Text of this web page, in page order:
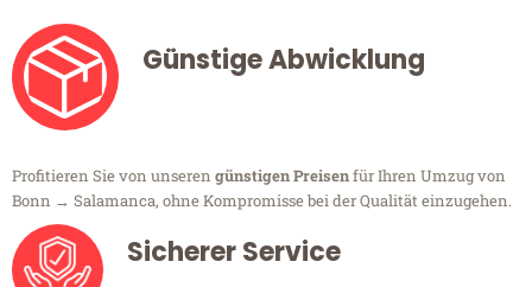
Günstige Abwicklung
Profitieren Sie von unseren günstigen Preisenfür Ihren Umzug von
Bonn → Salamanca, ohne Kompromisse bei der Qualität einzugehen.
Sicherer Service